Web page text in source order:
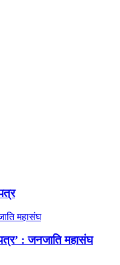
: जनजाति महासंघ